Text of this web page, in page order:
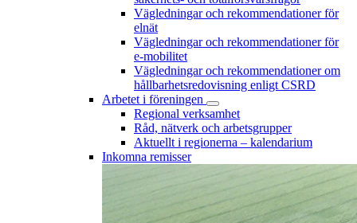
Vägledningar och rekommendationer för
elnät
Vägledningar och rekommendationer för
e-mobilitet
Vägledningar och rekommendationer om
hållbarhetsredovisning enligt CSRD
Arbetet i föreningen
Regional verksamhet
Råd, nätverk och arbetsgrupper
Aktuellt i regionerna – kalendarium
Inkomna remisser